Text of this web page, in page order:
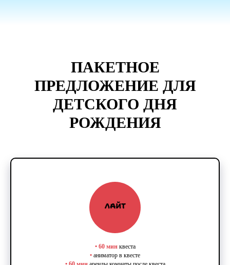
ПАКЕТНОЕ
ПРЕДЛОЖЕНИЕ ДЛЯ
ДЕТСКОГО ДНЯ
РОЖДЕНИЯ
• 60 минквеста
• аниматор в квесте